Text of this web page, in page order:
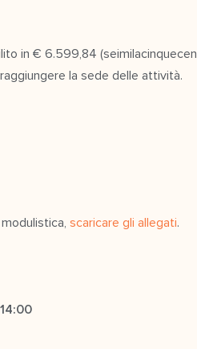
in € 6.599,84
la sede delle attività.
scaricare gli allegati.